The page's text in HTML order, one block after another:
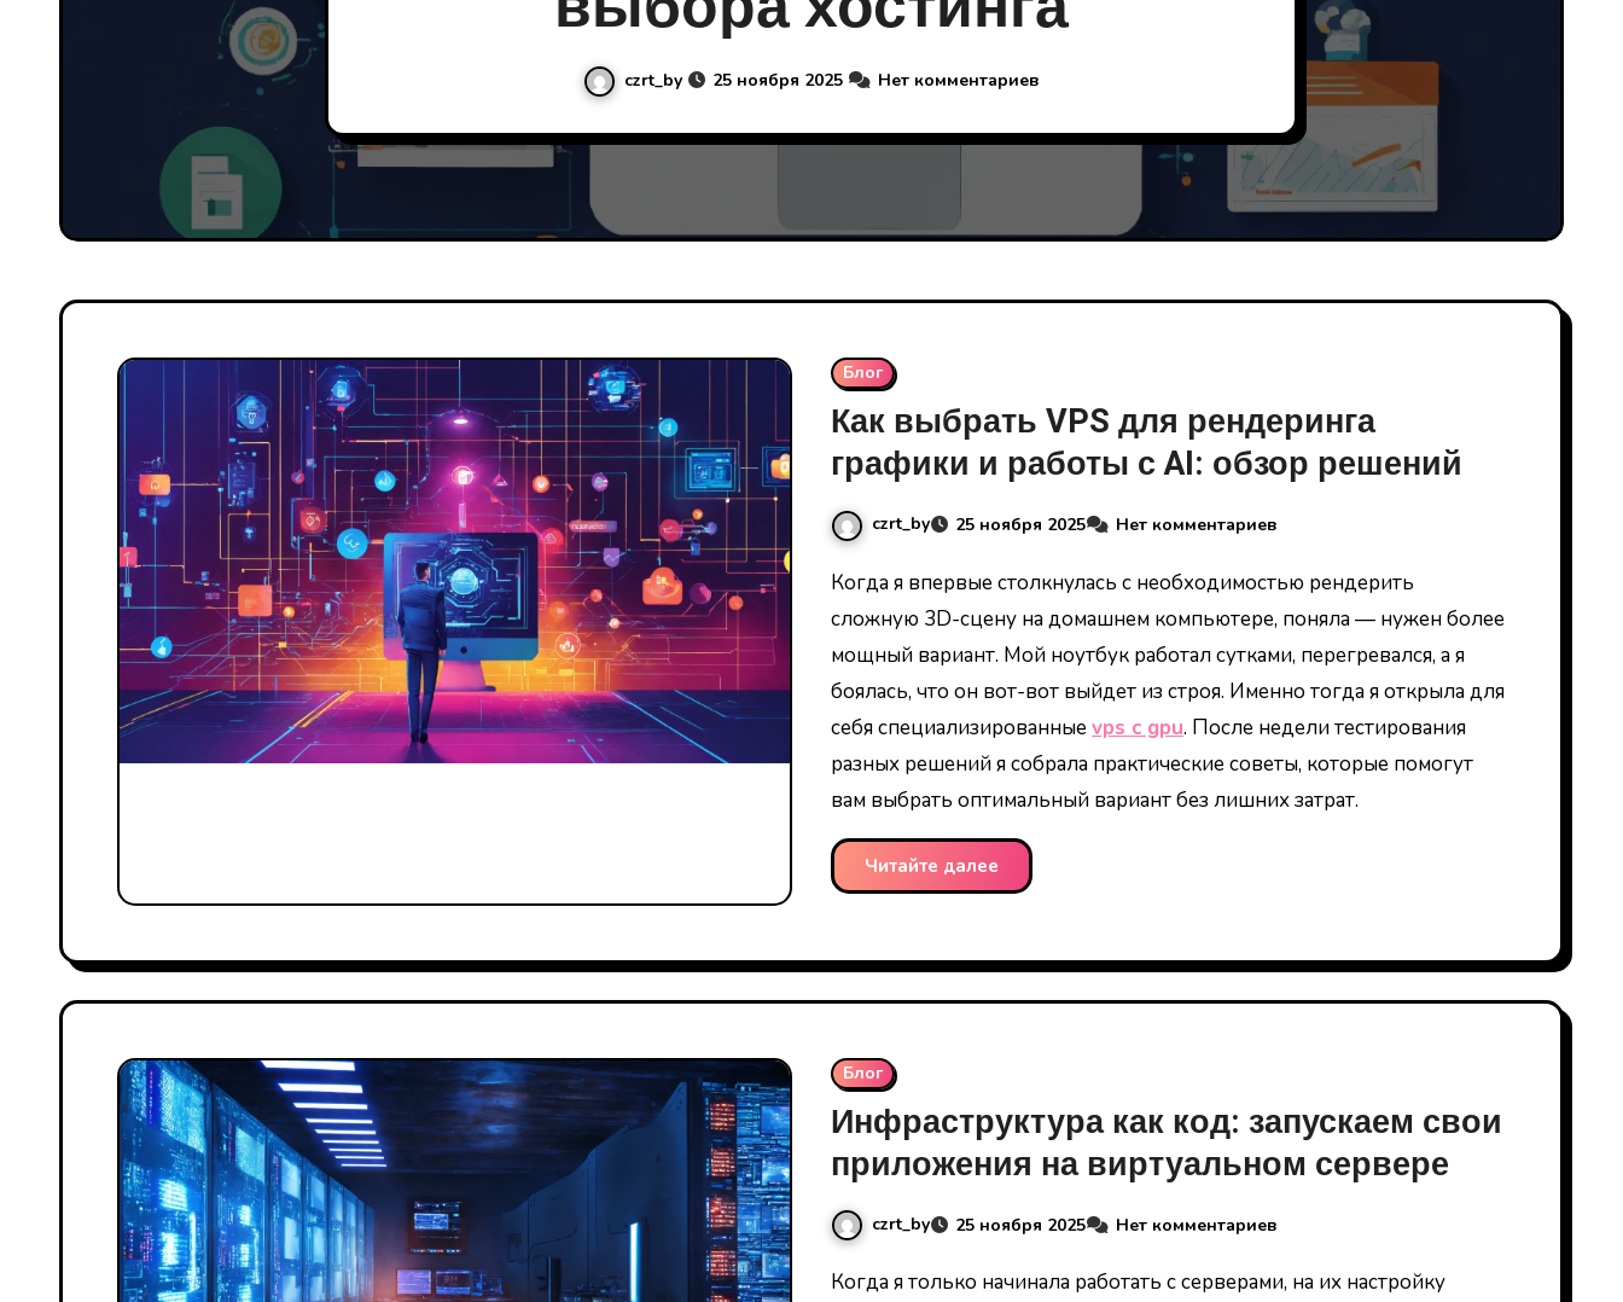
czrt_by 25 ноября 2025 Нет комментариев
Блог
Как выбрать VPS для рендеринга
графики и работы с AI: обзор решений
czrt_by 25 ноября 2025 Нет комментариев
Когда я впервые столкнулась с необходимостью рендерить
сложную 3D-сцену на домашнем компьютере, поняла — нужен более
мощный вариант. Мой ноутбук работал сутками, перегревался, а я
боялась, что он вот-вот выйдет из строя. Именно тогда я открыла для
себя специализированныеvps с gpu. После недели тестирования
разных решений я собрала практические советы, которые помогут
вам выбрать оптимальный вариант без лишних затрат.
Читайте далее
Блог
Инфраструктура как код: запускаем свои
приложения на виртуальном сервере
czrt_by 25 ноября 2025 Нет комментариев
Когда я только начинала работать с серверами, на их настройку